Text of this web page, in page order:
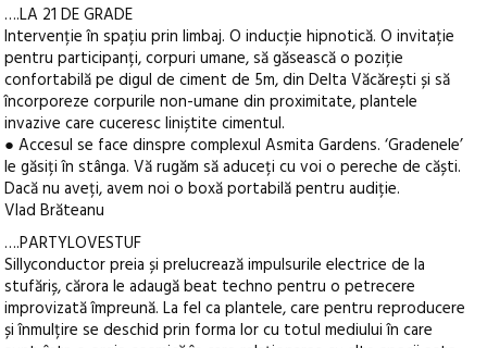
….LA 21 DE GRADE
Intervenție în spațiu prin limbaj. O inducție hipnotică. O invitație
pentru participanți, corpuri umane, să găsească o poziție
confortabilă pe digul de ciment de 5m, din Delta Văcărești și să
încorporeze corpurile non-umane din proximitate, plantele
invazive care cuceresc liniștite cimentul.
● Accesul se face dinspre complexul Asmita Gardens. ‘Gradenele’
le găsiți în stânga. Vă rugăm să aduceți cu voi o pereche de căști.
Dacă nu aveți, avem noi o boxă portabilă pentru audiție.
Vlad Brăteanu
….PARTYLOVESTUF
Sillyconductor preia și prelucrează impulsurile electrice de la
stufăriș, cărora le adaugă beat techno pentru o petrecere
improvizată împreună. La fel ca plantele, care pentru reproducere
și înmulțire se deschid prin forma lor cu totul mediului în care